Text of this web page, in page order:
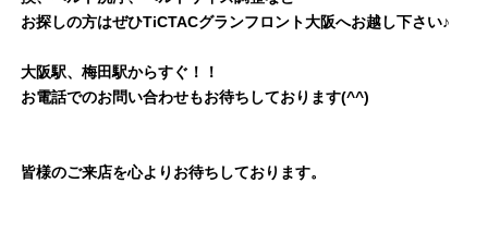
お探しの方はぜひTiCTACグランフロント大阪へお越し下さい♪
大阪駅、梅田駅からすぐ！！
お電話でのお問い合わせもお待ちしております(^^)
皆様のご来店を心よりお待ちしております。